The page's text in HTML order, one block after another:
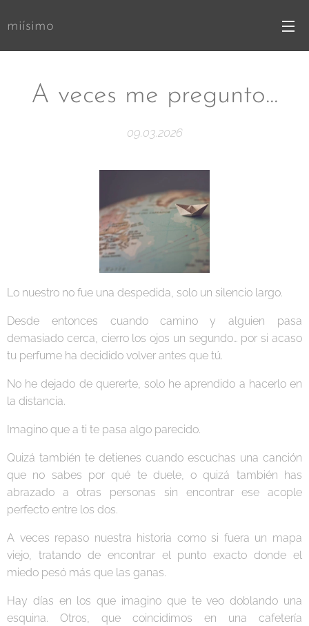
miísimo
A veces me pregunto...
09.03.2026
Lo nuestro no fue una despedida, solo un silencio largo.
Desde entonces cuando camino y alguien pasa
demasiado cerca, cierro los ojos un segundo… por si acaso
tu perfume ha decidido volver antes que tú.
No he dejado de quererte, solo he aprendido a hacerlo en
la distancia.
Imagino que a ti te pasa algo parecido.
Quizá también te detienes cuando escuchas una canción
que no sabes por qué te duele, o quizá también has
abrazado a otras personas sin encontrar ese acople
perfecto entre los dos.
A veces repaso nuestra historia como si fuera un mapa
viejo, tratando de encontrar el punto exacto donde el
miedo pesó más que las ganas.
Hay días en los que imagino que te veo doblando una
esquina. Otros, que coincidimos en una cafetería